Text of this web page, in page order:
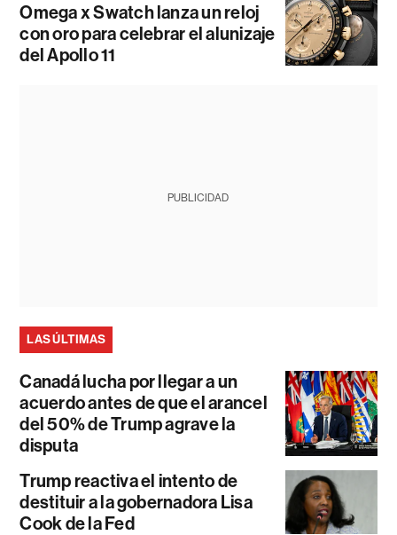
Omega x Swatch lanza un reloj
con oro para celebrar el alunizaje
del Apollo 11
PUBLICIDAD
LAS ÚLTIMAS
Canadá lucha por llegar a un
acuerdo antes de que el arancel
del 50% de Trump agrave la
disputa
Trump reactiva el intento de
destituir a la gobernadora Lisa
Cook de la Fed